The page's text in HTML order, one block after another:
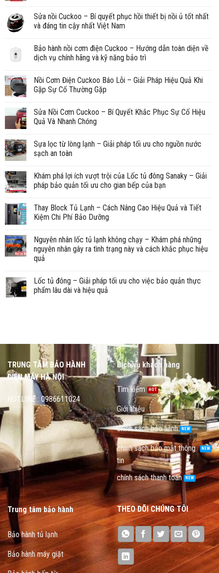
Sửa nồi Cuckoo – Bí quyết phục hồi thiết bị nồi ủ tốt nhất
và đáng tin cậy nhất Việt Nam
Bảo hành nồi cơm điện Cuckoo – Hướng dẫn toàn diện về
dịch vụ chính hãng và kỹ năng bảo trì
Nồi Cơm Điện Cuckoo Báo Lỗi – Giải Pháp Hiệu Quả Khi
Gặp Sự Cố Thường Gặp
Sửa Nồi Cơm Cuckoo – Bí Quyết Khắc Phục Sự Cố Hiệu
Quả Và Nhanh Chóng
Sựa lọc từ lòng lạnh – Giải pháp tối ưu cho nguồn nước
sạch an toàn
Khám phá lợi ích vượt trội của Lốc tủ đông Sanaky – Giải
pháp bảo quản tối ưu cho gian bếp của bạn
Thay Block Tủ Lạnh – Cách Nâng Cao Hiệu Quả và Tiết
Kiệm Chi Phí Bảo Dưỡng
Nguyên nhân lốc tủ lạnh không chạy – Khám phá những
nguyên nhân gây ra tình trạng này và cách khắc phục hiệu
quả
Lốc tủ đông – Giải pháp tối ưu cho việc bảo quản thực
phẩm lâu dài và hiệu quả
TRUNG TÂM BẢO HÀNH
ĐIỆN MÁY HÀ NỘI
HOTLINE : 0986611024
Dịch vụ khách hàng
Tìm kiếm
Giới thiệu
chính sách bảo hành
chính sách bảo mật thông
tin
chính sách thanh toán
Trung tâm bảo hành
Bảo hành tủ lạnh
Bảo hành máy giặt
THEO DÕI CHÚNG TÔI